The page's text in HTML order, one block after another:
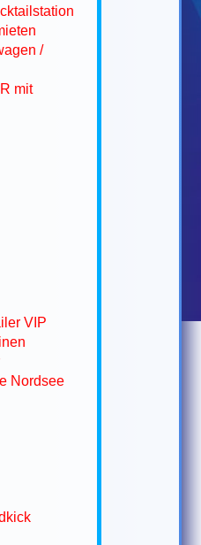
/
mit
VIP
Nordsee